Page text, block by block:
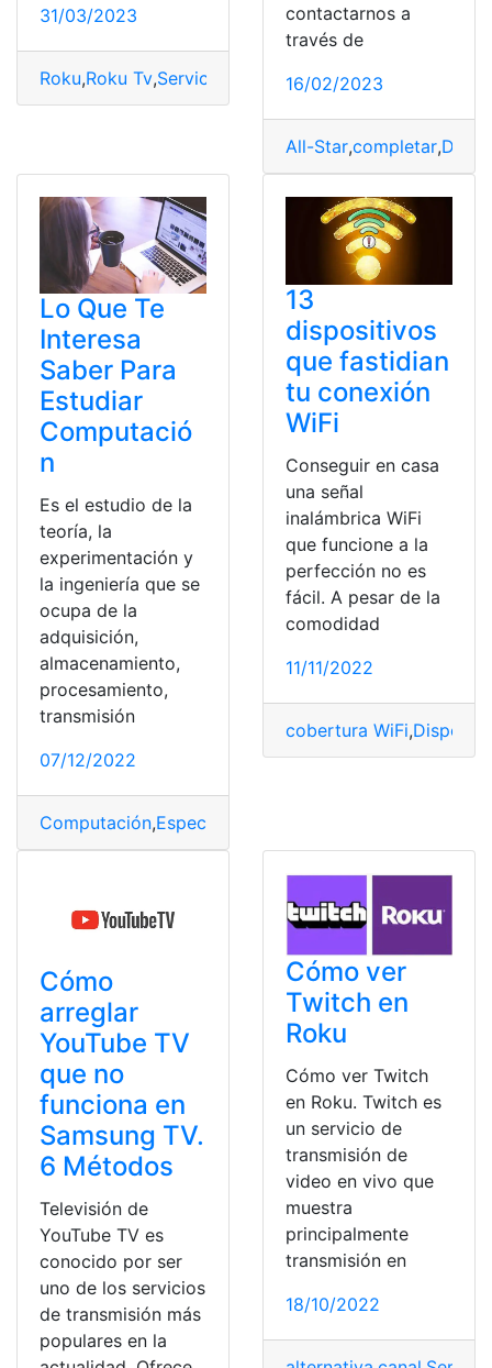
31/03/2023
Roku,Roku Tv,Servicio
contactarnos a
través de
16/02/2023
All-Star,completar,Día
Lo Que Te
Interesa
Saber Para
Estudiar
Computació
n
Es el estudio de la
teoría, la
experimentación y
la ingeniería que se
ocupa de la
adquisición,
almacenamiento,
procesamiento,
transmisión
07/12/2022
Computación,Especialista
13
dispositivos
que fastidian
tu conexión
WiFi
Conseguir en casa
una señal
inalámbrica WiFi
que funcione a la
perfección no es
fácil. A pesar de la
comodidad
11/11/2022
cobertura WiFi,
Cómo
arreglar
YouTube TV
que no
funciona en
Samsung TV.
6 Métodos
Televisión de
YouTube TV es
conocido por ser
uno de los servicios
de transmisión más
populares en la
Cómo ver
Twitch en
Roku
Cómo ver Twitch
en Roku. Twitch es
un servicio de
transmisión de
video en vivo que
muestra
principalmente
transmisión en
18/10/2022